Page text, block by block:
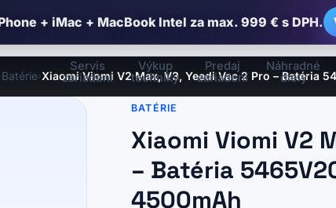
+ iMac + MacBook Intel za max. 999 € s DPH.
Servis
zariadení
Výkup
techniky
Predaj
zariadení
Náhradné
diely
Batérie›Xiaomi Viomi V2 Max, V3, Yeedi Vac 2 Pro – Batéria
BATÉRIE
Xiaomi Viomi V2
– Batéria
4500mAh